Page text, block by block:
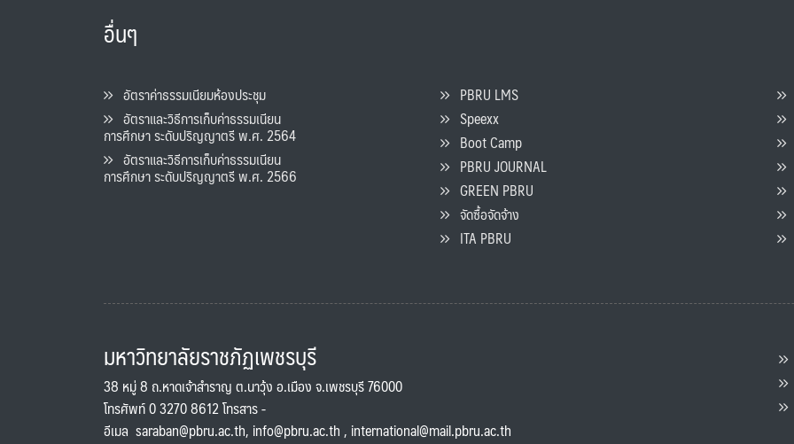
อื่นๆ
อัตราค่าธรรมเนียมห้องประชุม
อัตราและวิธีการเก็บค่าธรรมเนียน
การศึกษา ระดับปริญญาตรี พ.ศ. 2564
อัตราและวิธีการเก็บค่าธรรมเนียน
การศึกษา ระดับปริญญาตรี พ.ศ. 2566
PBRU LMS
Speexx
Boot Camp
PBRU JOURNAL
GREEN PBRU
จัดซื้อจัดจ้าง
ITA PBRU
มหาวิทยาลัยราชภัฏเพชรบุรี
38 หมู่ 8 ถ.หาดเจ้าสำราญ ต.นาวุ้ง อ.เมือง จ.เพชรบุรี 76000
โทรศัพท์ 0 3270 8612 โทรสาร -
อีเมล saraban@pbru.ac.th, info@pbru.ac.th, international@mail.pbru.ac.th